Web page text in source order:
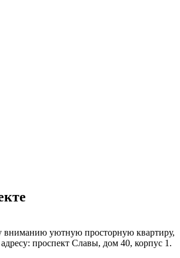
вниманию уютную просторную квартиру,
проспект Славы, дом 40, корпус 1.